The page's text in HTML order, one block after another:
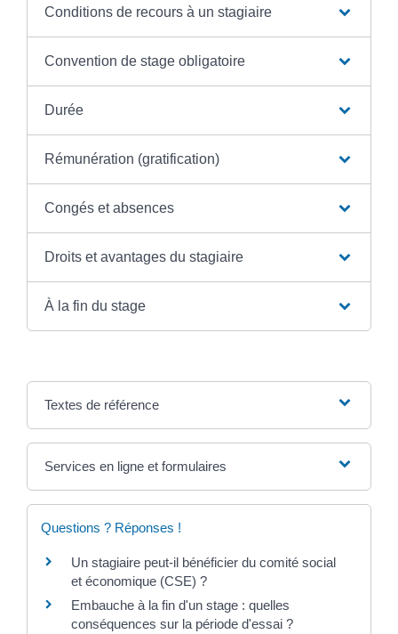
Conditions de recours à un stagiaire
Convention de stage obligatoire
Durée
Rémunération (gratification)
Congés et absences
Droits et avantages du stagiaire
À la fin du stage
Textes de référence
Services en ligne et formulaires
Questions ? Réponses !
Un stagiaire peut-il bénéficier du comité social
et économique (CSE) ?
Embauche à la fin d'un stage : quelles
conséquences sur la période d'essai ?